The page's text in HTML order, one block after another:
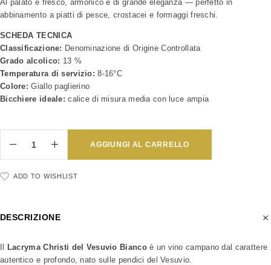
Al palato è fresco, armonico e di grande eleganza — perfetto in
abbinamento a piatti di pesce, crostacei e formaggi freschi.
SCHEDA TECNICA
Classificazione: Denominazione di Origine Controllata
Grado alcolico: 13 %
Temperatura di servizio: 8-16°C
Colore:Giallo paglierino
Bicchiere ideale:calice di misura media con luce ampia
AGGIUNGI AL CARRELLO
ADD TO WISHLIST
DESCRIZIONE
Lacryma Christi del Vesuvio Biancoè un vino campano dal carattere
autentico e profondo, nato sulle pendici del Vesuvio.